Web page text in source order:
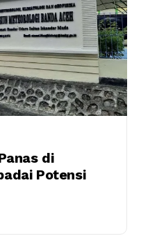
di
Potensi